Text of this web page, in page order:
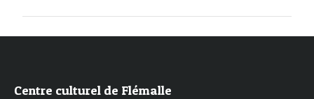
Centre culturel de Flémalle